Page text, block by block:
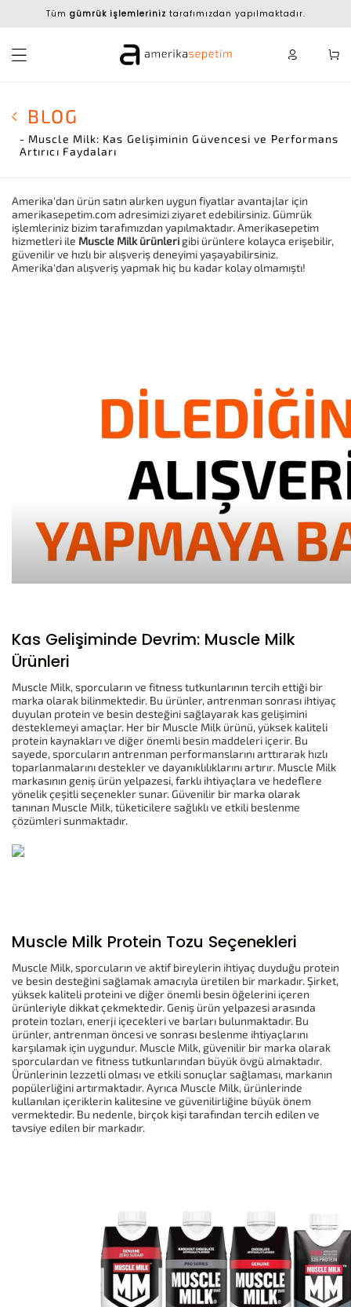
Tüm gümrük işlemleriniz tarafımızdan yapılmaktadır.
BLOG
- Muscle Milk: Kas Gelişiminin Güvencesi ve Performans
Artırıcı Faydaları
Amerika'dan ürün satın alırken uygun fiyatlar avantajlar için
amerikasepetim.com adresimizi ziyaret edebilirsiniz. Gümrük
işlemleriniz bizim tarafımızdan yapılmaktadır. Amerikasepetim
hizmetleri ile Muscle Milk ürünleri gibi ürünlere kolayca erişebilir,
güvenilir ve hızlı bir alışveriş deneyimi yaşayabilirsiniz.
Amerika'dan alışveriş yapmak hiç bu kadar kolay olmamıştı!
Kas Gelişiminde Devrim: Muscle Milk
Ürünleri
Muscle Milk, sporcuların ve fitness tutkunlarının tercih ettiği bir
marka olarak bilinmektedir. Bu ürünler, antrenman sonrası ihtiyaç
duyulan protein ve besin desteğini sağlayarak kas gelişimini
desteklemeyi amaçlar. Her bir Muscle Milk ürünü, yüksek kaliteli
protein kaynakları ve diğer önemli besin maddeleri içerir. Bu
sayede, sporcuların antrenman performanslarını arttırarak hızlı
toparlanmalarını destekler ve dayanıklılıklarını artırır. Muscle Milk
markasının geniş ürün yelpazesi, farklı ihtiyaçlara ve hedeflere
yönelik çeşitli seçenekler sunar. Güvenilir bir marka olarak
tanınan Muscle Milk, tüketicilere sağlıklı ve etkili beslenme
çözümleri sunmaktadır.
Muscle Milk Protein Tozu Seçenekleri
Muscle Milk, sporcuların ve aktif bireylerin ihtiyaç duyduğu protein
ve besin desteğini sağlamak amacıyla üretilen bir markadır. Şirket,
yüksek kaliteli proteini ve diğer önemli besin öğelerini içeren
ürünleriyle dikkat çekmektedir. Geniş ürün yelpazesi arasında
protein tozları, enerji içecekleri ve barları bulunmaktadır. Bu
ürünler, antrenman öncesi ve sonrası beslenme ihtiyaçlarını
karşılamak için uygundur. Muscle Milk, güvenilir bir marka olarak
sporculardan ve fitness tutkunlarından büyük övgü almaktadır.
Ürünlerinin lezzetli olması ve etkili sonuçlar sağlaması, markanın
popülerliğini artırmaktadır. Ayrıca Muscle Milk, ürünlerinde
kullanılan içeriklerin kalitesine ve güvenilirliğine büyük önem
vermektedir. Bu nedenle, birçok kişi tarafından tercih edilen ve
tavsiye edilen bir markadır.